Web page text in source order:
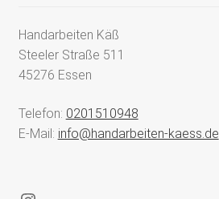
Handarbeiten Käß
Steeler Straße 511
45276 Essen
Telefon: 0201510948
E-Mail: info@handarbeiten-kaess.de